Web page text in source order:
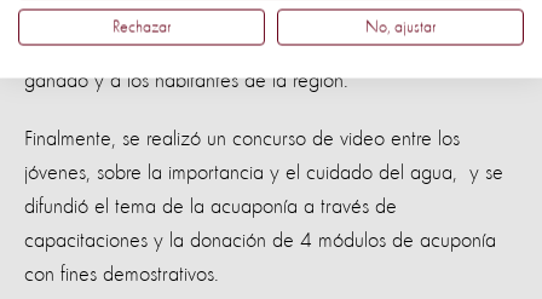
gobierno a invertir más de US$600.000 en estructuras
para el manejo del agua, la cual terminó beneficiando al
ganado y a los habitantes de la región.
Finalmente, se realizó un concurso de video entre los
jóvenes, sobre la importancia y el cuidado del agua, y se
difundió el tema de la acuaponía a través de
capacitaciones y la donación de 4 módulos de acuponía
con fines demostrativos.
Rechazar No, ajustar